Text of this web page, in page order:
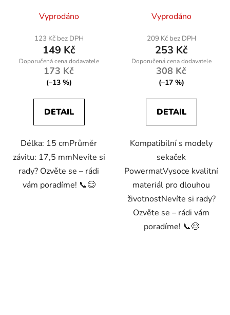
16K
Vyprodáno
123 Kč bez DPH
149 Kč
173 Kč
(–13 %)
DETAIL
Délka: 15 cmPrůměr
závitu: 17,5 mmNevíte si
rady? Ozvěte se – rádi
vám poradíme! 📞😊
Vyprodáno
209 Kč bez DPH
253 Kč
308 Kč
(–17 %)
DETAIL
Kompatibilní s modely
sekaček
PowermatVysoce kvalitní
materiál pro dlouhou
životnostNevíte si rady?
Ozvěte se – rádi vám
poradíme! 📞😊